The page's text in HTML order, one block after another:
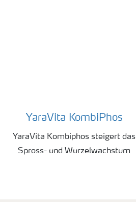
YaraVita KombiPhos
YaraVita Kombiphos steigert das
Spross- und Wurzelwachstum